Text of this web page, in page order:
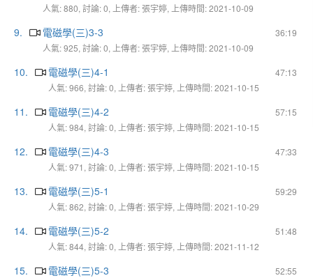
人氣: 880, 討論: 0, 上傳者: 張宇婷, 上傳時間: 2021-10-09
9. 36:19
電磁學(三)3-3
人氣: 925, 討論: 0, 上傳者: 張宇婷, 上傳時間: 2021-10-09
10. 47:13
電磁學(三)4-1
人氣: 966, 討論: 0, 上傳者: 張宇婷, 上傳時間: 2021-10-15
11. 57:15
電磁學(三)4-2
人氣: 984, 討論: 0, 上傳者: 張宇婷, 上傳時間: 2021-10-15
12. 47:33
電磁學(三)4-3
人氣: 971, 討論: 0, 上傳者: 張宇婷, 上傳時間: 2021-10-15
13. 59:29
電磁學(三)5-1
人氣: 862, 討論: 0, 上傳者: 張宇婷, 上傳時間: 2021-10-29
14. 51:48
電磁學(三)5-2
人氣: 844, 討論: 0, 上傳者: 張宇婷, 上傳時間: 2021-11-12
15. 52:55
電磁學(三)5-3